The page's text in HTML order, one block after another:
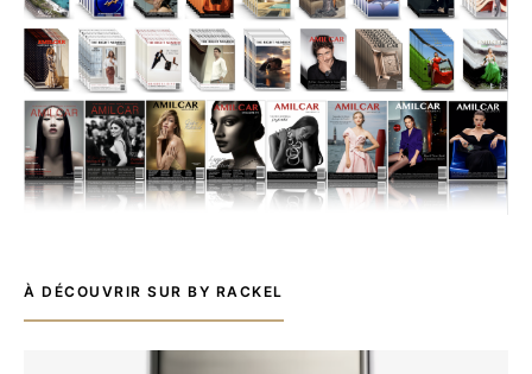
À DÉCOUVRIR SUR BY RACKEL